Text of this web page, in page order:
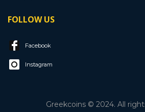
FOLLOW US
Facebook
Instagram
Greekcoins © 2024. All